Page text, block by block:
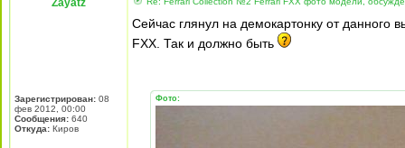
Zayatz
Зарегистрирован: 08
фев 2012, 00:00
Сообщения: 640
Откуда: Киров
Сейчас глянул на демокартонку от данного
FXX. Так и должно быть
Фото: